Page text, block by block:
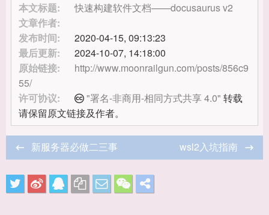
本文标题:
快速构建软件文档——docusaurus v2
文章作者:
发布时间:
2020-04-15, 09:13:23
最后更新:
2024-10-07, 14:18:00
原始链接:
http://www.moonrailgun.com/posts/856c9
55/
许可协议:
"署名-非商用-相同方式共享 4.0" 转载
请保留原文链接及作者。
新服务器必做二三事 wsl2入坑指南